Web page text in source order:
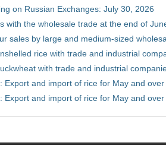
on Russian Exchanges: July 30, 2026
with the wholesale trade at the end of
sales by large and medium-sized
rice with trade and industrial
with trade and industrial
Export and import of rice for May and
Export and import of rice for May and